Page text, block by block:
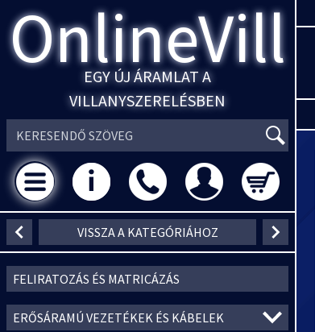
OnlineVill
EGY ÚJ ÁRAMLAT A
VILLANYSZERELÉSBEN
VISSZA A KATEGÓRIÁHOZ
FELIRATOZÁS ÉS MATRICÁZÁS
ERŐSÁRAMÚ VEZETÉKEK ÉS KÁBELEK